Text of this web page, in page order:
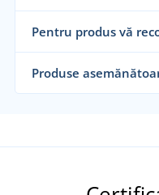
Pentru produs vă
Produse